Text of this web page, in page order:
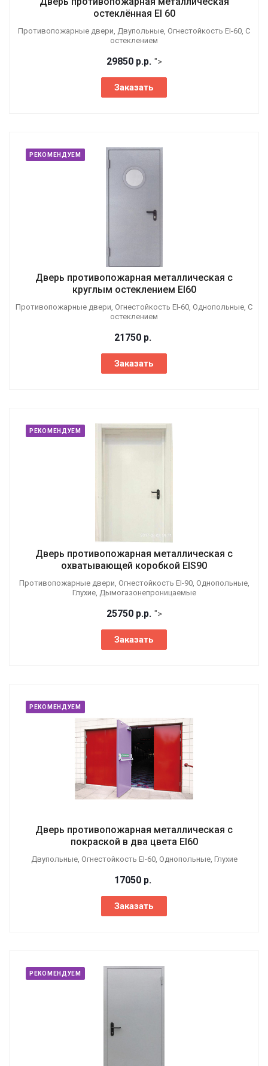
остеклённая EI 60
Противопожарные двери, Двупольные, Огнестойкость EI-60, С
остеклением
29850 р.р. ">
Заказать
РЕКОМЕНДУЕМ
Дверь противопожарная металлическая с
круглым остеклением EI60
Противопожарные двери, Огнестойкость EI-60, Однопольные, С
остеклением
21750 р.
Заказать
РЕКОМЕНДУЕМ
Дверь противопожарная металлическая с
охватывающей коробкой EIS90
Противопожарные двери, Огнестойкость EI-90, Однопольные,
Глухие, Дымогазонепроницаемые
25750 р.р. ">
Заказать
РЕКОМЕНДУЕМ
Дверь противопожарная металлическая с
покраской в два цвета EI60
Двупольные, Огнестойкость EI-60, Однопольные, Глухие
17050 р.
Заказать
РЕКОМЕНДУЕМ